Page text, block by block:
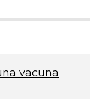
vacuna